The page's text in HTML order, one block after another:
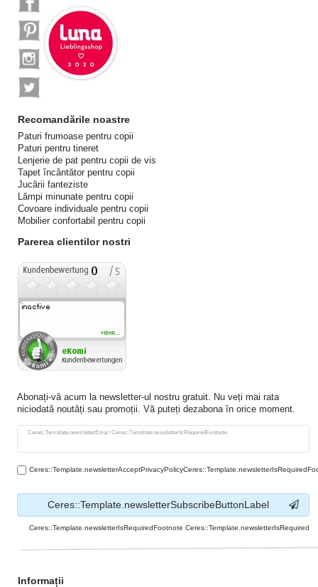
Recomandările noastre
Paturi frumoase pentru copii
Paturi pentru tineret
Lenjerie de pat pentru copii de vis
Tapet încântător pentru copii
Jucării fanteziste
Lămpi minunate pentru copii
Covoare individuale pentru copii
Mobilier confortabil pentru copii
Parerea clientilor nostri
Abonați-vă acum la newsletter-ul nostru gratuit. Nu veți mai rata
niciodată noutăți sau promoții. Vă puteți dezabona în orice moment.
Ceres::Template.newsletterEmail Ceres::Template.newsletterIsRequiredFootnote
Ceres::Template.newsletterHoneypotLabel
Ceres::Template.newsletterSubscribeButtonLabel
Ceres::Template.newsletterIsRequiredFootnote Ceres::Template.newsletterIsRequired
Informații